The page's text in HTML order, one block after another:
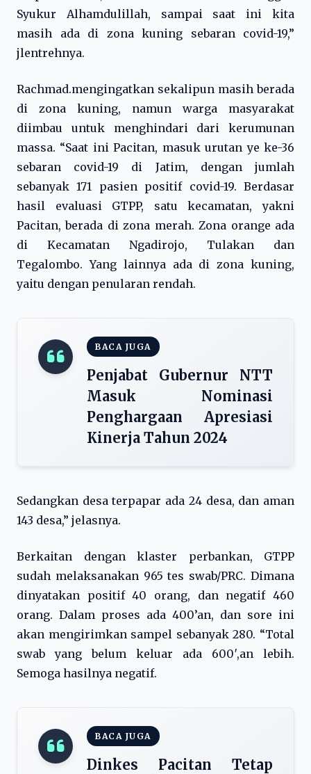
Syukur Alhamdulillah, sampai saat ini kita
masih ada di zona kuning sebaran covid-19,”
jlentrehnya.
Rachmad.mengingatkan sekalipun masih berada
di zona kuning, namun warga masyarakat
diimbau untuk menghindari dari kerumunan
massa. “Saat ini Pacitan, masuk urutan ye ke-36
sebaran covid-19 di Jatim, dengan jumlah
sebanyak 171 pasien positif covid-19. Berdasar
hasil evaluasi GTPP, satu kecamatan, yakni
Pacitan, berada di zona merah. Zona orange ada
di Kecamatan Ngadirojo, Tulakan dan
Tegalombo. Yang lainnya ada di zona kuning,
yaitu dengan penularan rendah.
BACA JUGA
Penjabat Gubernur NTT
Masuk Nominasi
Penghargaan Apresiasi
Kinerja Tahun 2024
Sedangkan desa terpapar ada 24 desa, dan aman
143 desa,” jelasnya.
Berkaitan dengan klaster perbankan, GTPP
sudah melaksanakan 965 tes swab/PRC. Dimana
dinyatakan positif 40 orang, dan negatif 460
orang. Dalam proses ada 400’an, dan sore ini
akan mengirimkan sampel sebanyak 280. “Total
swab yang belum keluar ada 600′,an lebih.
Semoga hasilnya negatif.
BACA JUGA
Dinkes Pacitan Tetap